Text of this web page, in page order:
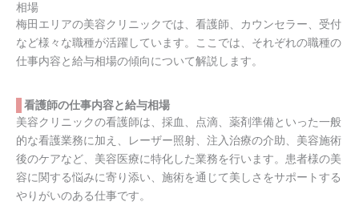
相場
梅田エリアの美容クリニックでは、看護師、カウンセラー、受付
など様々な職種が活躍しています。ここでは、それぞれの職種の
仕事内容と給与相場の傾向について解説します。
看護師の仕事内容と給与相場
美容クリニックの看護師は、採血、点滴、薬剤準備といった一般
的な看護業務に加え、レーザー照射、注入治療の介助、美容施術
後のケアなど、美容医療に特化した業務を行います。患者様の美
容に関する悩みに寄り添い、施術を通じて美しさをサポートする
やりがいのある仕事です。